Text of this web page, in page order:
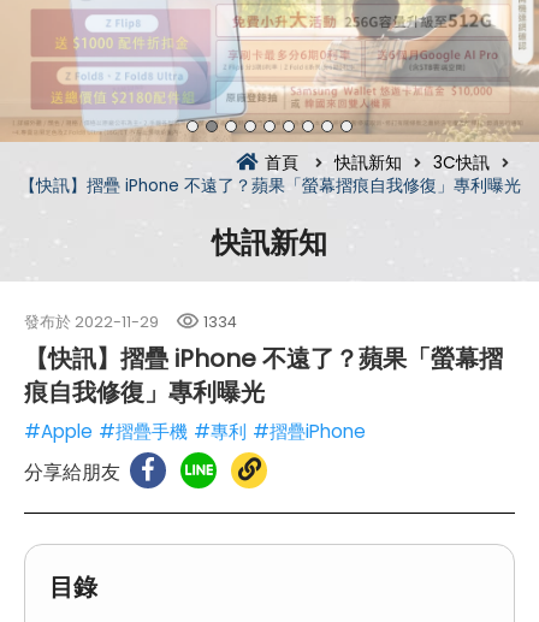
首頁 快訊新知
3C快訊
【快訊】摺疊 iPhone 不遠了？蘋果「螢幕摺痕自我修復」專利曝光
快訊新知
發布於 2022-11-29 1334
【快訊】摺疊 iPhone 不遠了？蘋果「螢幕摺
痕自我修復」專利曝光
#Apple #摺疊手機 #專利 #摺疊iPhone
分享給朋友
目錄